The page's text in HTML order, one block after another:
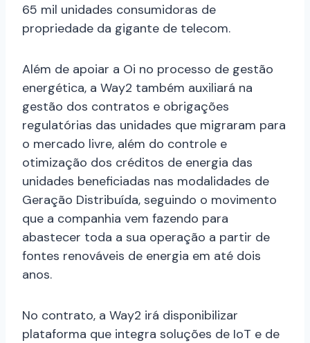
65 mil unidades consumidoras de
propriedade da gigante de telecom.
Além de apoiar a Oi no processo de gestão
energética, a Way2 também auxiliará na
gestão dos contratos e obrigações
regulatórias das unidades que migraram para
o mercado livre, além do controle e
otimização dos créditos de energia das
unidades beneficiadas nas modalidades de
Geração Distribuída, seguindo o movimento
que a companhia vem fazendo para
abastecer toda a sua operação a partir de
fontes renováveis de energia em até dois
anos.
No contrato, a Way2 irá disponibilizar
plataforma que integra soluções de IoT e de